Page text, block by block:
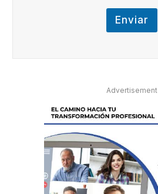
s
d
e
r
a
c
n
Enviar
Advertisement